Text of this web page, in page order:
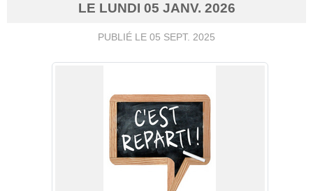
LE LUNDI 05 JANV. 2026
PUBLIÉ LE 05 SEPT. 2025